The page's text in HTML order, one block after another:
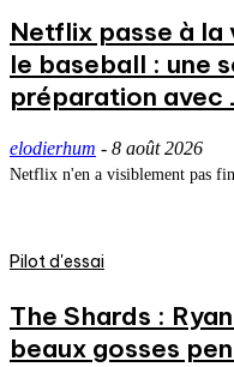
Netflix passe à la
le baseball : une
préparation avec
elodierhum - 8 août 2026
Netflix n'en a visiblement pas
Pilot d'essai
The Shards :
beaux gosses